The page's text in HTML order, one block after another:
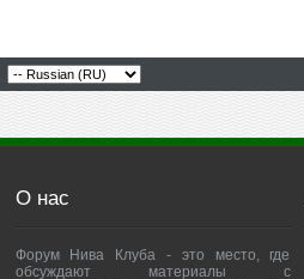
О нас
Форум Нива Клуба - это место, где
обсуждают материалы с